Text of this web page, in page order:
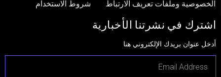
الخصوصية وملفات تعريف الارتباط شروط الاستخدام
اشترك في نشرتنا الأخبارية
أدخل عنوان بريدك الإلكتروني هنا